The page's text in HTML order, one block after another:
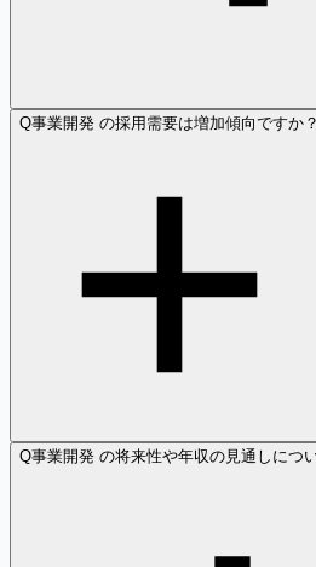
Q事業開発 の採用需要は増加傾向ですか？
Q事業開発 の将来性や年収の見通しにつ